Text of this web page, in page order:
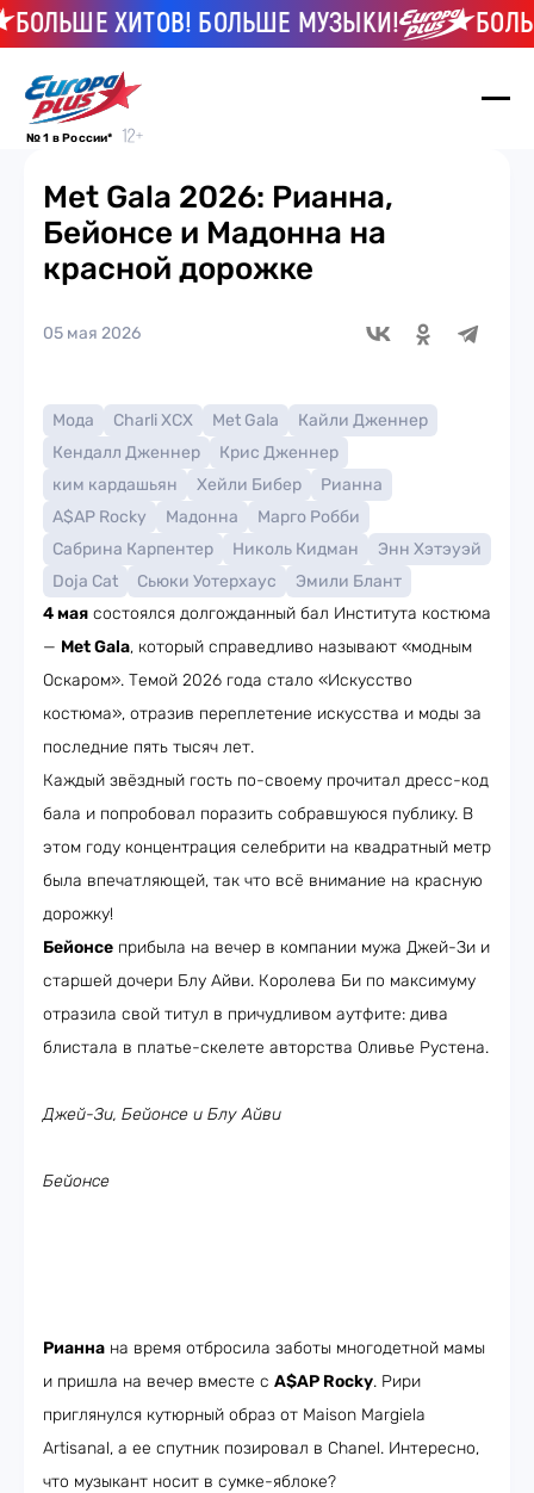
ХИТОВ! БОЛЬШЕ МУЗЫКИ!
№ 1 в России*
Met Gala 2026: Рианна,
Бейонсе и Мадонна на
красной дорожке
05 мая 2026
Мода Charli XCX Met Gala
Кайли Дженнер
Кендалл Дженнер
Крис Дженнер
ким кардашьян
Хейли Бибер
Рианна
A$AP Rocky
Мадонна
Марго Робби
Сабрина Карпентер
Николь Кидман
Энн Хэтэуэй
Doja Cat
Сьюки Уотерхаус
Эмили Блант
4 мая состоялся долгожданный бал Института костюма
— Met Gala, который справедливо называют «модным
Оскаром». Темой 2026 года стало «Искусство
костюма», отразив переплетение искусства и моды за
последние пять тысяч лет.
Каждый звёздный гость по-своему прочитал дресс-код
бала и попробовал поразить собравшуюся публику. В
этом году концентрация селебрити на квадратный метр
была впечатляющей, так что всё внимание на красную
дорожку!
Бейонсе прибыла на вечер в компании мужа Джей-Зи и
старшей дочери Блу Айви. Королева Би по максимуму
отразила свой титул в причудливом аутфите: дива
блистала в платье-скелете авторства Оливье Рустена.
Джей-Зи, Бейонсе и Блу Айви
Бейонсе
Рианна на время отбросила заботы многодетной мамы
и пришла на вечер вместе с A$AP Rocky. Рири
приглянулся кутюрный образ от Maison Margiela
Artisanal, а ее спутник позировал в Chanel. Интересно,
что музыкант носит в сумке-яблоке?